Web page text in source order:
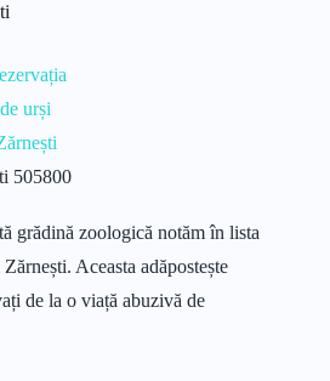
de urși
505800
grădină zoologică notăm în lista
Aceasta adăpostește
de la o viață abuzivă de